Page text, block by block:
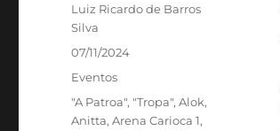
Autor
Luiz Ricardo de Barros
Silva
Publicado
07/11/2024
Categorias
Eventos
Tags
"A Patroa", "Tropa",Alok,
Anitta,Arena Carioca 1,